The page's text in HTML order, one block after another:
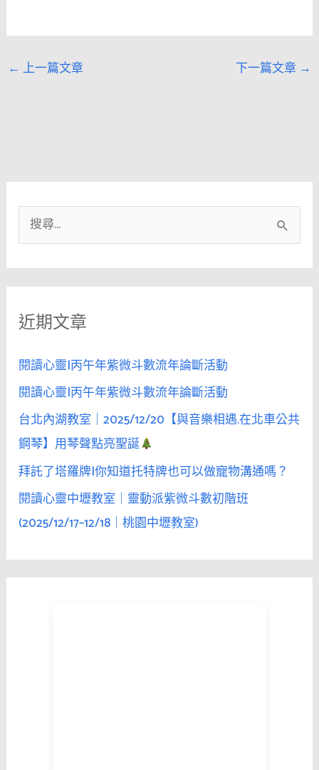
← 上一篇文章 下一篇文章 →
尋
關
字
近期文章
閱讀心靈|丙午年紫微斗數流年論斷活動
閱讀心靈|丙午年紫微斗數流年論斷活動
台北內湖教室｜2025/12/20【與音樂相遇.在北車公共
鋼琴】用琴聲點亮聖誕
拜託了塔羅牌|你知道托特牌也可以做寵物溝通嗎？
閱讀心靈中壢教室｜靈動派紫微斗數初階班
(2025/12/17–12/18｜桃園中壢教室)